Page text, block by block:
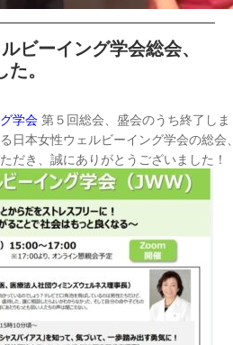
ビーイング学会総会、
。
学会 第５回総会、盛会のうち終了し
日本女性ウェルビーイング学会の総会
だき、誠にありがとうございました！